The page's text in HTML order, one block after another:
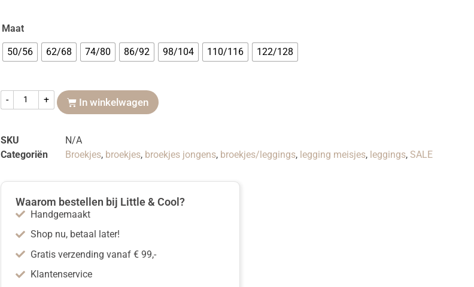
Maat
50/56 62/68 74/80 86/92 98/104 110/116 122/128
- + In winkelwagen
SKU
N/A
Categoriën
Broekjes, broekjes, broekjes jongens, broekjes/leggings, legging meisjes, leggings, SALE
Waarom bestellen bij Little & Cool?
Handgemaakt
Shop nu, betaal later!
Gratis verzending vanaf € 99,-
Klantenservice